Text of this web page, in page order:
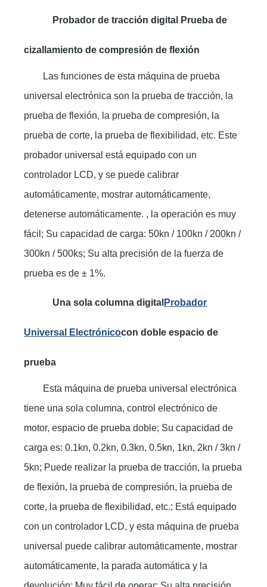
Probador de tracción digital Prueba de
cizallamiento de compresión de flexión
Las funciones de esta máquina de prueba
universal electrónica son la prueba de tracción, la
prueba de flexión, la prueba de compresión, la
prueba de corte, la prueba de flexibilidad, etc. Este
probador universal está equipado con un
controlador LCD, y se puede calibrar
automáticamente, mostrar automáticamente,
detenerse automáticamente. , la operación es muy
fácil; Su capacidad de carga: 50kn / 100kn / 200kn /
300kn / 500ks; Su alta precisión de la fuerza de
prueba es de ± 1%.
Una sola columna digital Probador
Universal Electrónicocon doble espacio de
prueba
Esta máquina de prueba universal electrónica
tiene una sola columna, control electrónico de
motor, espacio de prueba doble; Su capacidad de
carga es: 0.1kn, 0.2kn, 0.3kn, 0.5kn, 1kn, 2kn / 3kn /
5kn; Puede realizar la prueba de tracción, la prueba
de flexión, la prueba de compresión, la prueba de
corte, la prueba de flexibilidad, etc.; Está equipado
con un controlador LCD, y esta máquina de prueba
universal puede calibrar automáticamente, mostrar
automáticamente, la parada automática y la